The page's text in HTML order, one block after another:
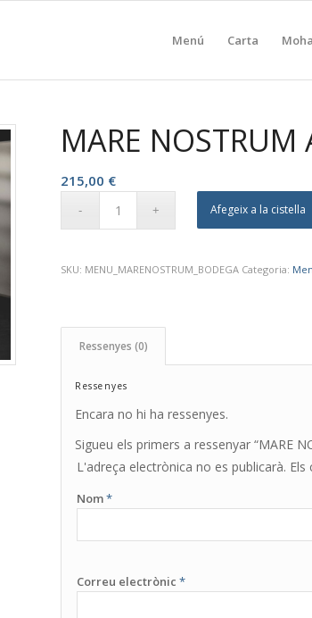
Menú Carta
MARE
215,00 €
Afegeix a la cistella
SKU: MENU_MARENOSTRUM_BODEGA Categoria:
Ressenyes (0)
Ressenyes
Encara no hi ha ressenyes.
Sigueu els primers a ressenyar “MARE
L'adreça electrònica no es publicarà. Els
Nom*
Correu electrònic*